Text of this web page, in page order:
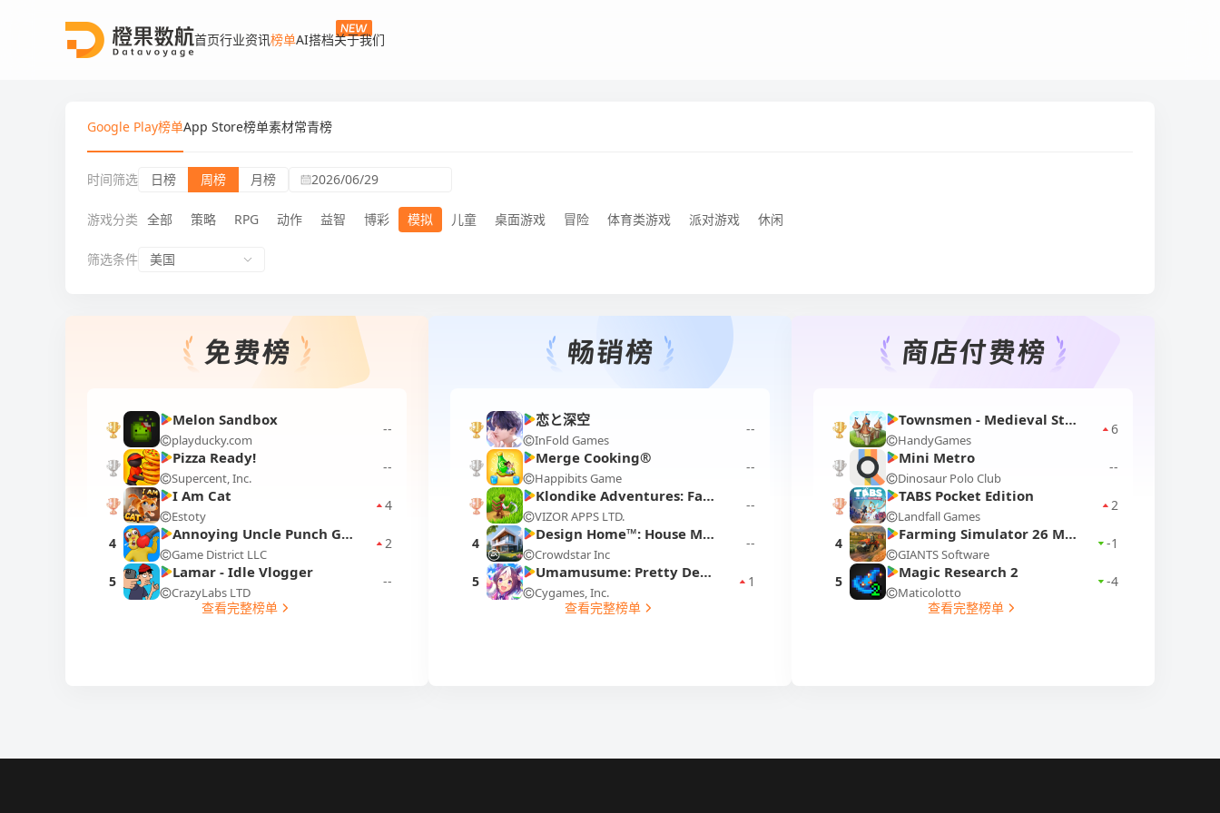
首页行业资讯榜单AI搭档关于我们
Google Play榜单App Store榜单素材常青榜
时间筛选 日榜 周榜 月榜 2026/06/29
游戏分类 全部 策略 RPG 动作 益智 博彩 模拟 儿童 桌面游戏 冒险 体育类游戏 派对游戏 休闲
筛选条件 美国
Melon Sandbox
playducky.com
--
Pizza Ready!
Supercent, Inc.
--
I Am Cat
Estoty
4
4
Annoying Uncle Punch Game
Game District LLC
2
5
Lamar - Idle Vlogger
CrazyLabs LTD
--
查看完整榜单
恋と深空
InFold Games
--
Merge Cooking®
Happibits Game
--
Klondike Adventures: Farm Game
VIZOR APPS LTD.
--
4
Design Home™: House Makeover
Crowdstar Inc
--
5
Umamusume: Pretty Derby
Cygames, Inc.
1
查看完整榜单
Townsmen - Medieval Strategy
HandyGames
6
Mini Metro
Dinosaur Polo Club
--
TABS Pocket Edition
Landfall Games
2
4
Farming Simulator 26 Mobile
GIANTS Software
-1
5
Magic Research 2
Maticolotto
-4
查看完整榜单